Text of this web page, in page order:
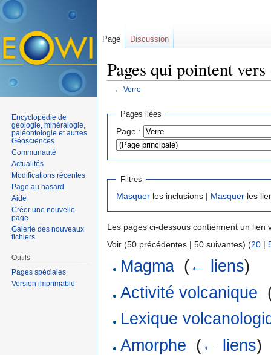
Pages qui pointent
← Verre
Pages liées
Page :
Filtres
Masquer les inclusions | Masquer les
Les pages ci-dessous contiennent un lien
Voir (50 précédentes | 50 suivantes) (20 |
Magma (← liens)
Activité volcanique
Lexique
Amorphe (← liens)
Page Discussion
Encyclopédie de
géologie, minéralogie,
paléontologie et autres
Géosciences
Communauté
Actualités
Modifications récentes
Page au hasard
Aide
Créer une nouvelle
page
Galerie des nouveaux
fichiers
Outils
Pages spéciales
Version imprimable